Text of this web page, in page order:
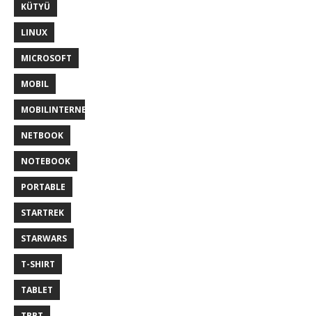
KÜTYÜ
LINUX
MICROSOFT
MOBIL
MOBILINTERNET
NETBOOK
NOTEBOOK
PORTABLE
STARTREK
STARWARS
T-SHIRT
TABLET